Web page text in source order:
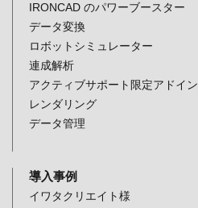
IRONCAD のパワーブースター
データ変換
ロボットシミュレーター
連成解析
アクティブサポート限定アドイン
レンダリング
データ管理
導入事例
イワタクリエイト様